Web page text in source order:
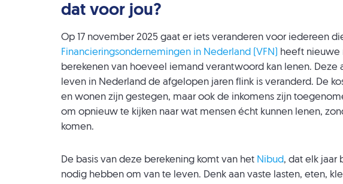
dat voor jou?
Op 17 november 2025 gaat er iets veranderen voor iedereen
Financieringsondernemingen in Nederland (VFN)
heeft nieuwe
berekenen van hoeveel iemand verantwoord kan lenen. Deze
leven in Nederland de afgelopen jaren flink is veranderd. De
en wonen zijn gestegen, maar ook de inkomens zijn
om opnieuw te kijken naar wat mensen écht kunnen lenen,
komen.
De basis van deze berekening komt van het Nibud, dat elk jaar
nodig hebben om van te leven. Denk aan vaste lasten, eten,